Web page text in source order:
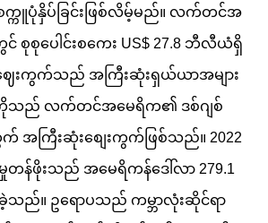
က္ကူပုံနှိပ်ခြင်းဖြစ်လိမ့်မည်။ လက်တင်အ
စုစုပေါင်းစကေး US$ 27.8 ဘီလီယံရှိ
ဈေးကွက်သည် အကြီးဆုံးရှယ်ယာအများ
ဆီကိုသည် လက်တင်အမေရိက၏ ဒစ်ဂျစ်
အကြီးဆုံးစျေးကွက်ဖြစ်သည်။ 2022
န်ဖိုးသည် အမေရိကန်ဒေါ်လာ 279.1
ည်။ ဥရောပသည် ကမ္ဘာလုံးဆိုင်ရာ